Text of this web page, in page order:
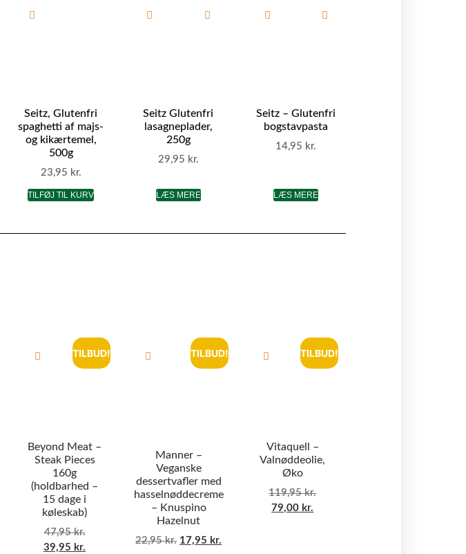
Seitz, Glutenfri
spaghetti af majs-
og kikærtemel,
500g
23,95 kr.
TILFØJ TIL KURV
Seitz Glutenfri
lasagneplader,
250g
29,95 kr.
LÆS MERE
Seitz – Glutenfri
bogstavpasta
14,95 kr.
LÆS MERE
TILBUD!
Beyond Meat –
Steak Pieces
160g
(holdbarhed –
15 dage i
køleskab)
47,95kr.
39,95 kr.
TILBUD!
Manner –
Veganske
dessertvafler med
hasselnøddecreme
– Knuspino
Hazelnut
22,95kr. 17,95 kr.
TILBUD!
Vitaquell –
Valnøddeolie,
Øko
119,95kr.
79,00 kr.